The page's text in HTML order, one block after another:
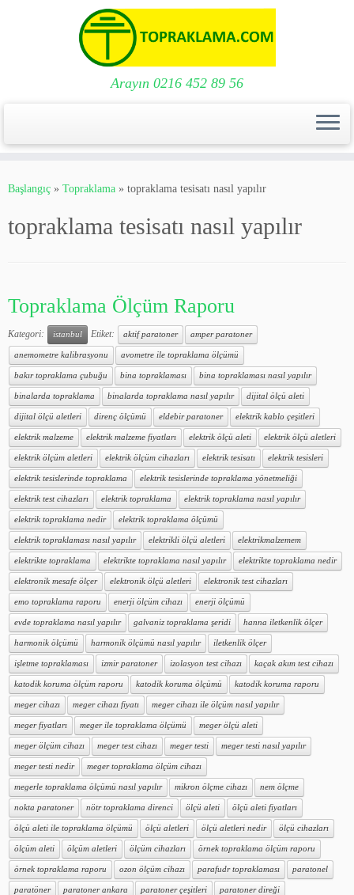
to
Arayın 0216 452 89 56
Başlangıç » Topraklama » topraklama tesisatı nasıl yapılır
topraklama tesisatı nasıl yapılır
Topraklama Ölçüm Raporu
Kategori: istanbul Etiket: aktif paratoner amper paratoner
anemometre kalibrasyonu avometre ile topraklama ölçümü
bakır topraklama çubuğu bina topraklaması bina topraklaması nasıl yapılır
binalarda topraklama binalarda topraklama nasıl yapılır dijital ölçü aleti
dijital ölçü aletleri direnç ölçümü eldebir paratoner elektrik kablo çeşitleri
elektrik malzeme elektrik malzeme fiyatları elektrik ölçü aleti elektrik ölçü aletleri
elektrik ölçüm aletleri elektrik ölçüm cihazları elektrik tesisatı elektrik tesisleri
elektrik tesislerinde topraklama elektrik tesislerinde topraklama yönetmeliği
elektrik test cihazları elektrik topraklama elektrik topraklama nasıl yapılır
elektrik topraklama nedir elektrik topraklama ölçümü
elektrik topraklaması nasıl yapılır elektrikli ölçü aletleri elektrikmalzemem
elektrikte topraklama elektrikte topraklama nasıl yapılır elektrikte topraklama nedir
elektronik mesafe ölçer elektronik ölçü aletleri elektronik test cihazları
emo topraklama raporu enerji ölçüm cihazı enerji ölçümü
evde topraklama nasıl yapılır galvaniz topraklama şeridi hanna iletkenlik ölçer
harmonik ölçümü harmonik ölçümü nasıl yapılır iletkenlik ölçer
işletme topraklaması izmir paratoner izolasyon test cihazı kaçak akım test cihazı
katodik koruma ölçüm raporu katodik koruma ölçümü katodik koruma raporu
meger cihazı meger cihazı fiyatı meger cihazı ile ölçüm nasıl yapılır
meger fiyatları meger ile topraklama ölçümü meger ölçü aleti
meger ölçüm cihazı meger test cihazı meger testi meger testi nasıl yapılır
meger testi nedir meger topraklama ölçüm cihazı
megerle topraklama ölçümü nasıl yapılır mikron ölçme cihazı nem ölçme
nokta paratoner nötr topraklama direnci ölçü aleti ölçü aleti fiyatları
ölçü aleti ile topraklama ölçümü ölçü aletleri ölçü aletleri nedir ölçü cihazları
ölçüm aleti ölçüm aletleri ölçüm cihazları örnek topraklama ölçüm raporu
örnek topraklama raporu ozon ölçüm cihazı parafudr topraklaması paratonel
paratöner paratoner ankara paratoner çeşitleri paratoner direği